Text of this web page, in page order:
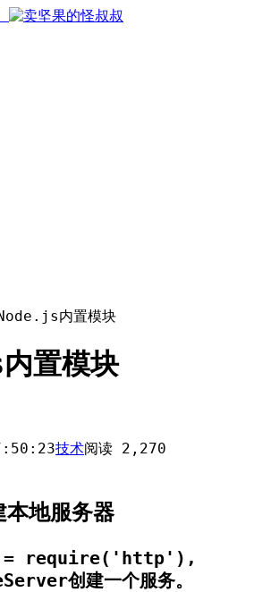
内置模块
置模块
技术阅读 2,270
本地服务器
= require('http'),
创建一个服务。